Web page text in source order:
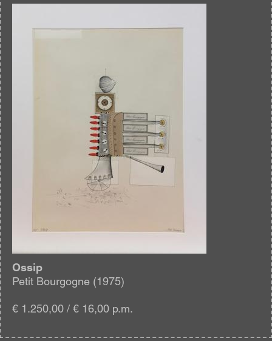
Ossip
Petit Bourgogne (1975)
€ 1.250,00 / € 16,00 p.m.